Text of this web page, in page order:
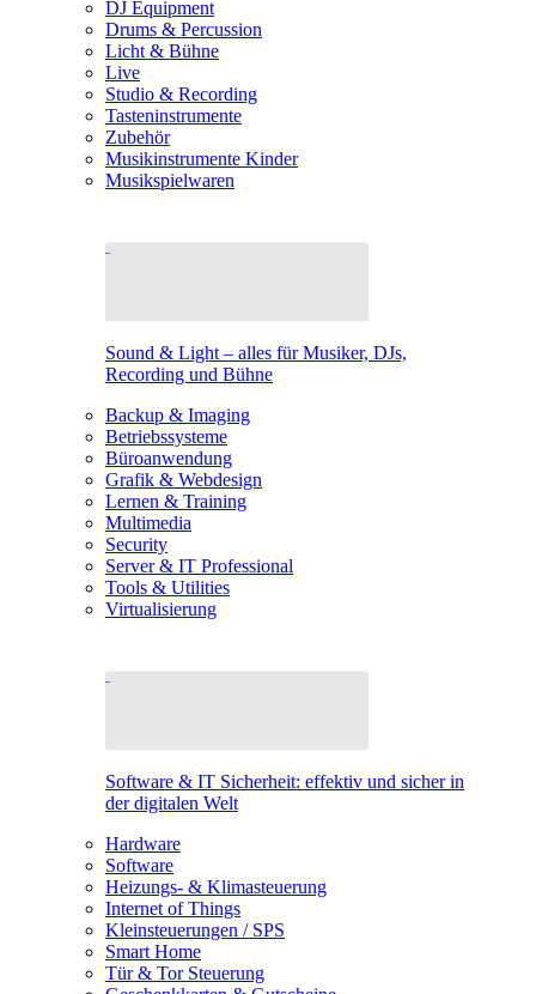
DJ Equipment
Drums & Percussion
Licht & Bühne
Live
Studio & Recording
Tasteninstrumente
Zubehör
Musikinstrumente Kinder
Musikspielwaren
Sound & Light – alles für Musiker, DJs,
Recording und Bühne
Backup & Imaging
Betriebssysteme
Büroanwendung
Grafik & Webdesign
Lernen & Training
Multimedia
Security
Server & IT Professional
Tools & Utilities
Virtualisierung
Software & IT Sicherheit: effektiv und sicher in
der digitalen Welt
Hardware
Software
Heizungs- & Klimasteuerung
Internet of Things
Kleinsteuerungen / SPS
Smart Home
Tür & Tor Steuerung